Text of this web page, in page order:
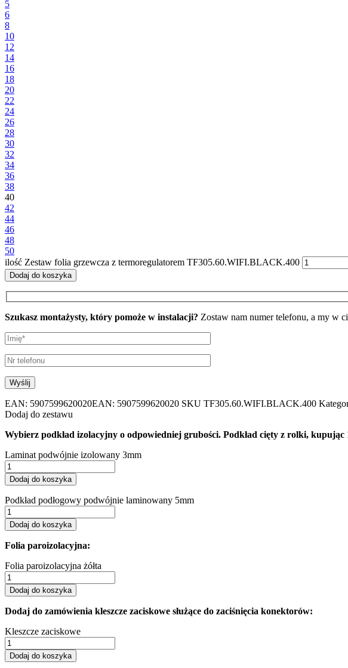
5
6
8
10
12
14
16
18
20
22
24
26
28
30
32
34
36
38
40
42
44
46
48
50
ilość Zestaw folia grzewcza z termoregulatorem TF305.60.WIFI.BLACK.400
Dodaj do koszyka
Szukasz montażysty, który pomoże w instalacji? Zostaw nam numer telefonu, a my w
EAN: 5907599620020EAN: 5907599620020 SKU TF305.60.WIFI.BLACK.400
Dodaj do zestawu
Wybierz podkład izolacyjny o odpowiedniej grubości. Podkład cięty z rolki,
Laminat podwójnie izolowany 3mm
Dodaj do koszyka
Podkład podłogowy podwójnie laminowany 5mm
Dodaj do koszyka
Folia paroizolacyjna:
Folia paroizolacyjna żółta
Dodaj do koszyka
Dodaj do zamówienia kleszcze zaciskowe służące do zaciśnięcia konektorów:
Kleszcze zaciskowe
Dodaj do koszyka